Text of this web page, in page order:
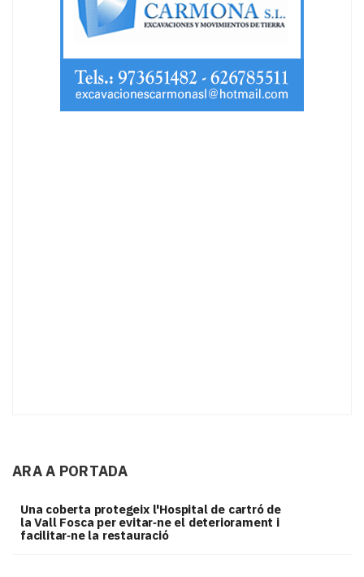
ARA A PORTADA
Una coberta protegeix l'Hospital de cartró de
la Vall Fosca per evitar‑ne el deteriorament i
facilitar‑ne la restauració